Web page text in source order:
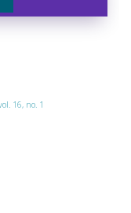
16, no. 1